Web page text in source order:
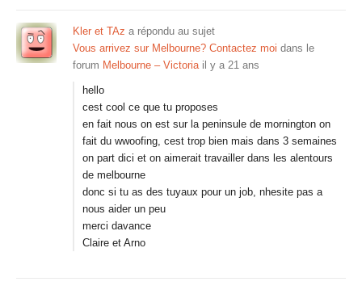
Kler et TAz a répondu au sujet
Vous arrivez sur Melbourne? Contactez moi dans le
forum Melbourne – Victoria il y a 21 ans
hello
cest cool ce que tu proposes
en fait nous on est sur la peninsule de mornington on
fait du wwoofing, cest trop bien mais dans 3 semaines
on part dici et on aimerait travailler dans les alentours
de melbourne
donc si tu as des tuyaux pour un job, nhesite pas a
nous aider un peu
merci davance
Claire et Arno